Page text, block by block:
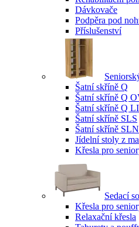
Dávkovače
Podpěra pod
Příslušenství
Šatní skříně Q
Šatní skříně Q
Šatní skříně Q
Šatní skříně SLS
Šatní skříně SLN
Jídelní stoly z
Křesla pro
Sedací
Křesla pro
Relaxační křesla